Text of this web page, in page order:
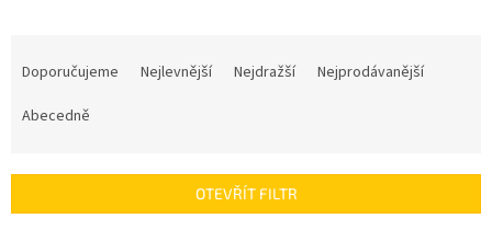
r
Doporučujeme Nejlevnější Nejdražší
Nejprodávanější
Abecedně
OTEVŘÍT FILTR